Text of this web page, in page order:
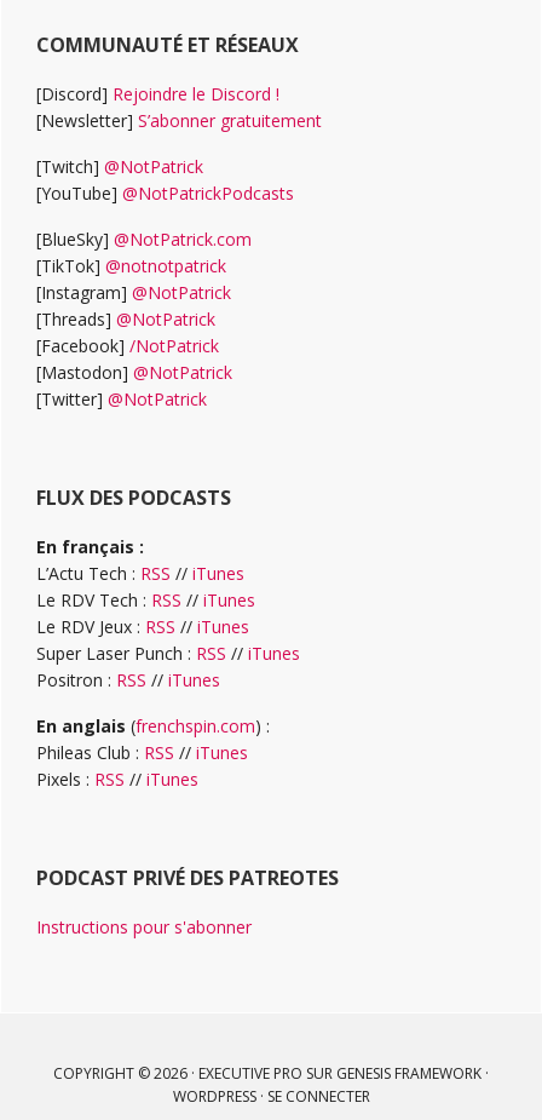
COMMUNAUTÉ ET RÉSEAUX
[Discord] Rejoindre le Discord !
[Newsletter] S’abonner gratuitement
[Twitch] @NotPatrick
[YouTube] @NotPatrickPodcasts
[BlueSky] @NotPatrick.com
[TikTok] @notnotpatrick
[Instagram] @NotPatrick
[Threads] @NotPatrick
[Facebook] /NotPatrick
[Mastodon] @NotPatrick
[Twitter] @NotPatrick
FLUX DES PODCASTS
En français :
L’Actu Tech : RSS // iTunes
Le RDV Tech : RSS // iTunes
Le RDV Jeux : RSS // iTunes
Super Laser Punch : RSS // iTunes
Positron : RSS // iTunes
En anglais (frenchspin.com) :
Phileas Club : RSS // iTunes
Pixels : RSS // iTunes
PODCAST PRIVÉ DES PATREOTES
Instructions pour s'abonner
COPYRIGHT © 2026 · EXECUTIVE PRO SUR GENESIS FRAMEWORK ·
WORDPRESS· SE CONNECTER